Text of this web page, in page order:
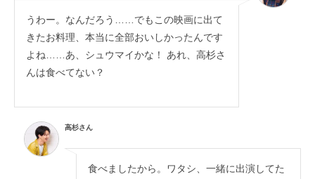
うわー。なんだろう……でもこの映画に出て
きたお料理、本当に全部おいしかったんです
よね……あ、シュウマイかな！ あれ、高杉さ
んは食べてない？
高杉さん
食べましたから。ワタシ、一緒に出演してた